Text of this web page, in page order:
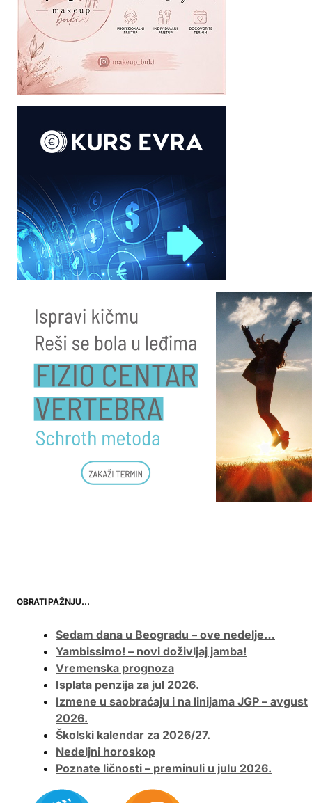
OBRATI PAŽNJU…
Sedam dana u Beogradu – ove nedelje…
Yambissimo! – novi doživljaj jamba!
Vremenska prognoza
Isplata penzija za jul 2026.
Izmene u saobraćaju i na linijama JGP – avgust
2026.
Školski kalendar za 2026/27.
Nedeljni horoskop
Poznate ličnosti – preminuli u julu 2026.